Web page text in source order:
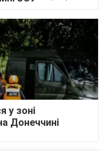
у зоні
Донеччині